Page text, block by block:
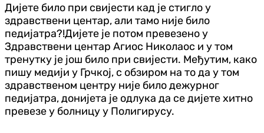
Дијете било при свијести кад је стигло у
здравствени центар, али тамо није било
педијатра?!Дијете је потом превезено у
Здравствени центар Агиос Николаос и у том
тренутку је још било при свијести. Међутим, како
пишу медији у Грчкој, с обзиром на то да у том
здравственом центру није било дежурног
педијатра, донијета је одлука да се дијете хитно
превезе у болницу у Полигирусу.